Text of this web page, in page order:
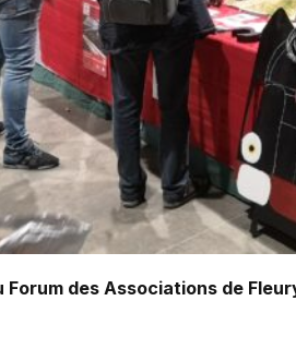
Forum des Associations de